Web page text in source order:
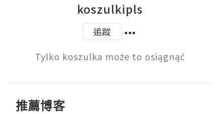
koszulkipls
追蹤
Tylko koszulka może to osiągnąć
推薦博客